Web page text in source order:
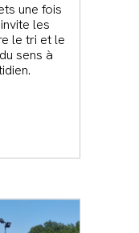
une fois
les
le tri et le
sens à